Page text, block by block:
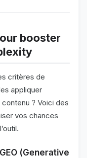
booster
critères de
appliquer
? Voici des
vos chances
(Generative